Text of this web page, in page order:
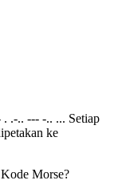
.-.. --- -.. ... Setiap
ke
Morse?